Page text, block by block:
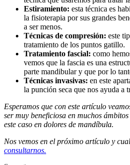
Estiramiento: esta técnica es
la fisioterapia por sus grandes
a ser menos.
Técnicas de compresión: este
tratamiento de los puntos gatillo.
Tratamiento fascial: como
vemos que la fascia es una
parte mandibular y que por lo
Técnicas invasivas: en este
la punción seca que nos ayuda a
Esperamos que con este artículo
ser muy beneficiosa en muchos
este caso en dolores de mandíbula.
Nos vemos en el próximo artículo y
consultarnos.